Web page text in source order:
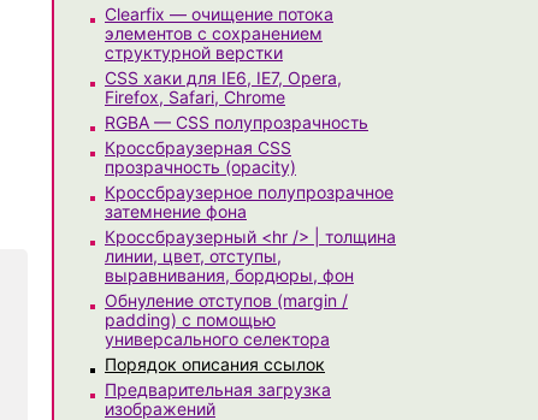
Clearfix — очищение потока
элементов с сохранением
структурной верстки
CSS хаки для IE6, IE7, Opera,
Firefox, Safari, Chrome
RGBA — CSS полупрозрачность
Кроссбраузерная CSS
прозрачность (opacity)
Кроссбраузерное полупрозрачное
затемнение фона
Кроссбраузерный <hr /> | толщина
линии, цвет, отступы,
выравнивания, бордюры, фон
Обнуление отступов (margin /
padding) с помощью
универсального селектора
Порядок описания ссылок
Предварительная загрузка
изображений